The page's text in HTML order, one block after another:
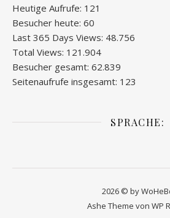
Heutige Aufrufe: 121
Besucher heute: 60
Last 365 Days Views: 48.756
Total Views: 121.904
Besucher gesamt: 62.839
Seitenaufrufe insgesamt: 123
SPRACHE:
2026 © by
Ashe Theme von WP